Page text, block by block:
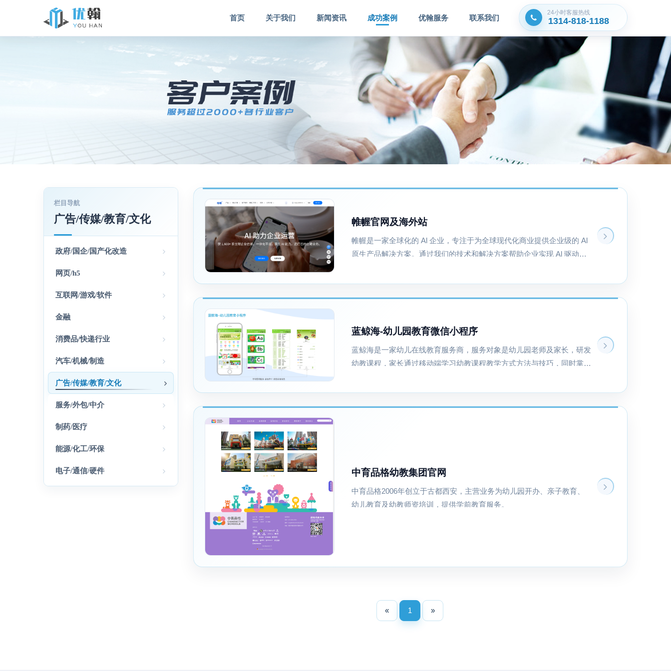
首页 关于我们 新闻资讯 成功案例 优翰服务 联系我们
24小时客服热​线
1314-818-1188
广告/传媒/教育/文化
政府/国企/国产化改造
网页/h5
互联网/游戏/软件
金融
消费品/快递行业
汽车/机械/制造
广告/传媒/教育/文化
服务/外包/中介
制药/医疗
能源/化工/环保
电子/通信/硬件
帷幄官网及海外站
帷幄是一家全球化的 Al 企业，专注于为全球现代化商业提供企业级的 Al
原生产品解决方案。通过我们的技术和解决方案帮助企业实现 Al 驱动的
蓝鲸海-幼儿园教育微信小程序
蓝鲸海是一家幼儿在线教育服务商，服务对象是幼儿园老师及家长，研发
幼教课程，家长通过移动端学习幼教课程教学方式方法与技巧，同时掌握
中育品格幼教集团官网
中育品格2006年创立于古都西安，主营业务为幼儿园开办、亲子教育、
幼儿教育及幼教师资培训，提供学前教育服务。
« 1 »